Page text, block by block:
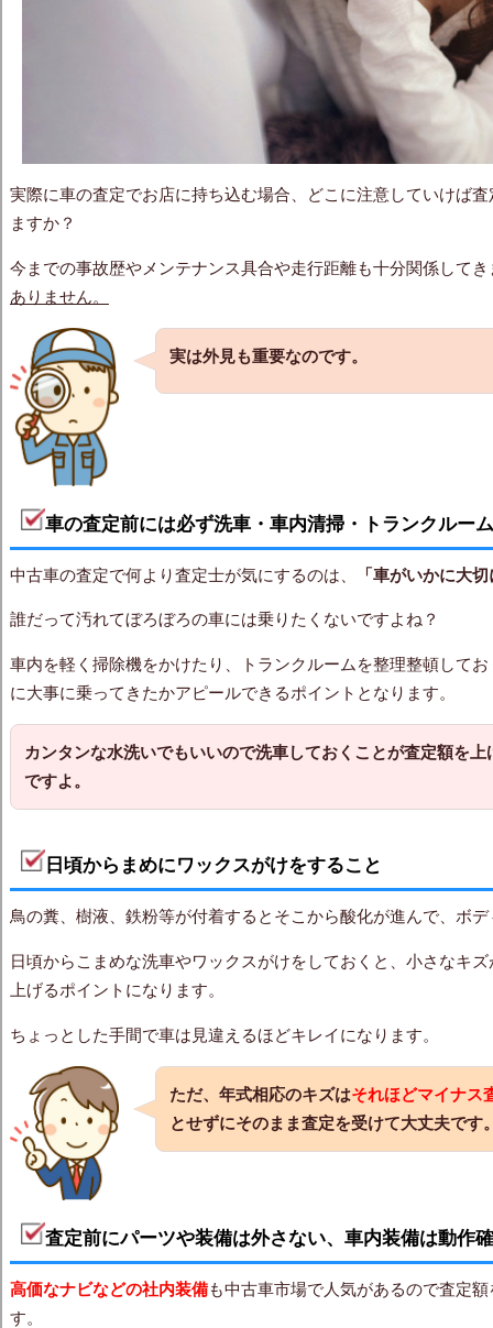
実際に車の査定でお店に持ち込む場合、どこに注意していけば
ますか？
今までの事故歴やメンテナンス具合や走行距離も十分関係してき
ありません。
実は外見も重要なのです。
車の査定前には必ず洗車・車内清掃・トランクルー
中古車の査定で何より査定士が気にするのは、 「車がいかに大
誰だって汚れてぼろぼろの車には乗りたくないですよね？
車内を軽く掃除機をかけたり、トランクルームを整理整頓して
に大事に乗ってきたかアピールできるポイントとなります。
カンタンな水洗いでもいいので洗車しておくことが査定額を上
ですよ。
日頃からまめにワックスがけをすること
鳥の糞、樹液、鉄粉等が付着するとそこから酸化が進んで、ボ
日頃からこまめな洗車やワックスがけをしておくと、小さなキ
上げるポイントになります。
ちょっとした手間で車は見違えるほどキレイになります。
ただ、年式相応のキズはそれほどマイナス
とせずにそのまま査定を受けて大丈夫です
査定前にパーツや装備は外さない、車内装備は動作
高価なナビなどの社内装備も中古車市場で人気があるので査定
す。